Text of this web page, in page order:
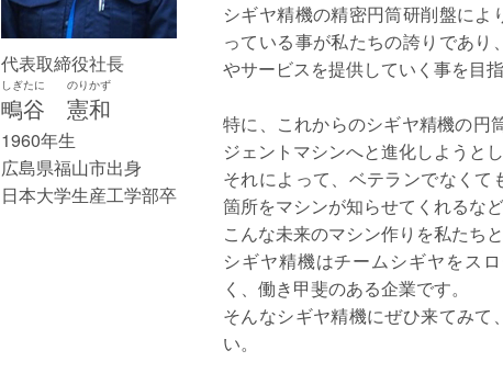
代表取締役社長
鴫谷
しぎたに
憲和
のりかず
1960年生
広島県福山市出身
日本大学生産工学部卒
シギヤ精機の精密円筒研削盤に
っている事が私たちの誇りであ
やサービスを提供していく事を目指
特に、これからのシギヤ精機の円
ジェントマシンへと進化しようとし
それによって、ベテランでなく
箇所をマシンが知らせてくれるな
こんな未来のマシン作りを私たち
シギヤ精機はチームシギヤをス
く、働き甲斐のある企業です。
そんなシギヤ精機にぜひ来てみて
い。